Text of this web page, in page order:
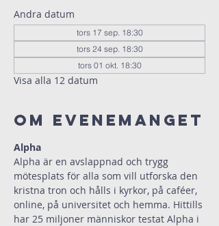
Andra datum
tors 17 sep. 18:30
tors 24 sep. 18:30
tors 01 okt. 18:30
Visa alla 12 datum
Om evenemanget
Alpha
Alpha är en avslappnad och trygg
mötesplats för alla som vill utforska den
kristna tron och hålls i kyrkor, på caféer,
online, på universitet och hemma. Hittills
har 25 miljoner människor testat Alpha i